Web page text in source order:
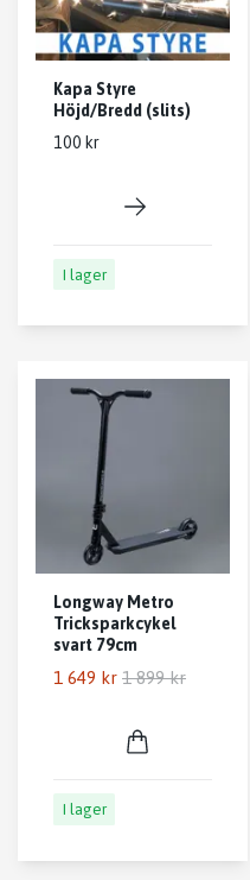
Kapa Styre
Höjd/Bredd (slits)
100 kr
I lager
Longway Metro
Tricksparkcykel
svart 79cm
1 649 kr 1 899 kr
I lager